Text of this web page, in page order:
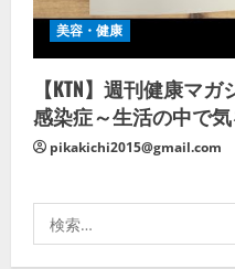
美容・健康
【KTN】週刊健康マ
感染症～生活の中で
pikakichi2015@gmail.com
索: